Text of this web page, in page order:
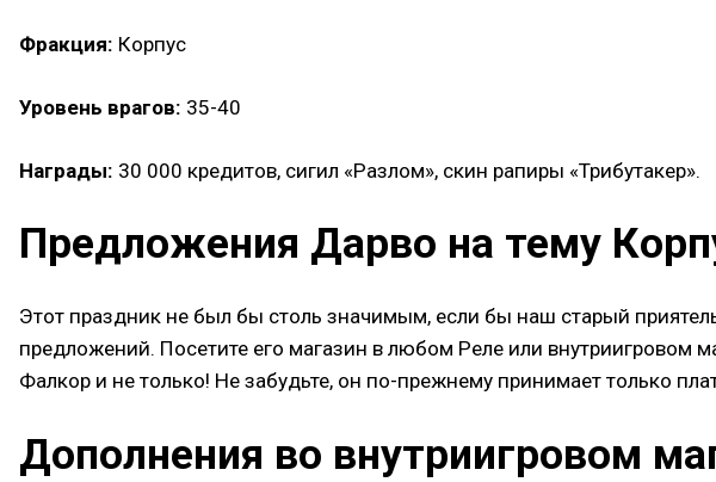
Фракция: Корпус
Уровень врагов: 35-40
Награды: 30 000 кредитов, сигил «Разлом», скин рапиры «Трибутакер».
Предложения Дарво на тему
Этот праздник не был бы столь значимым, если бы наш старый
предложений. Посетите его магазин в любом Реле или внутриигровом
Фалкор и не только! Не забудьте, он по-прежнему принимает только
Дополнения во внутриигровом